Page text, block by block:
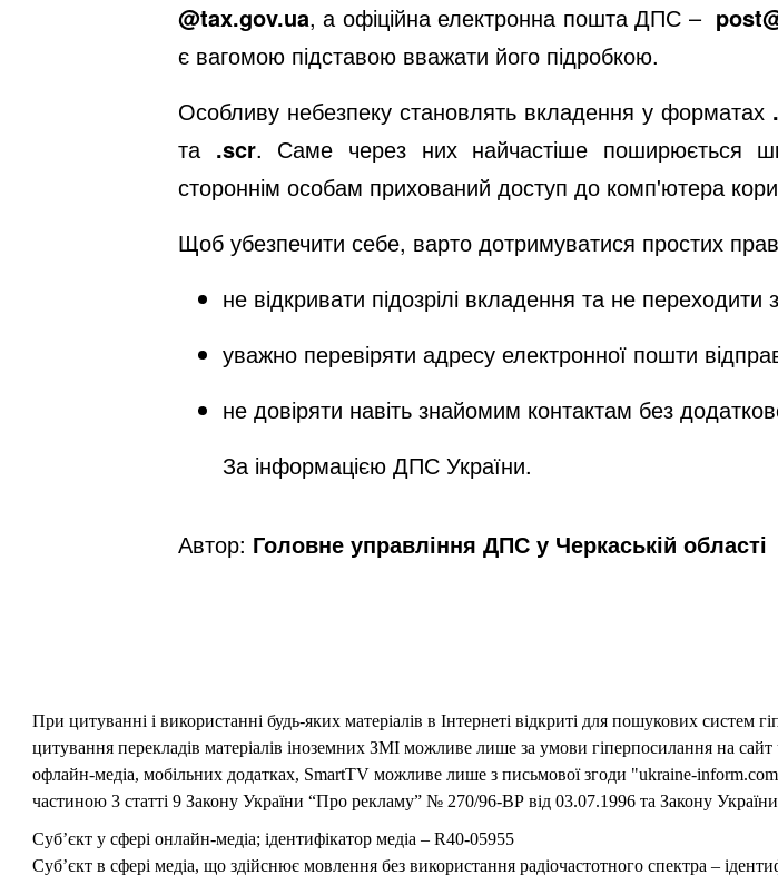
@tax.gov.ua, а офіційна електронна пошта ДПС –
є вагомою підставою вважати його підробкою.
Особливу небезпеку становлять вкладення у форматах
та .scr. Саме через них найчастіше поширюється
стороннім особам прихований доступ до комп'ютера
Щоб убезпечити себе, варто дотримуватися простих
не відкривати підозрілі вкладення та не
уважно перевіряти адресу електронної пошти
не довіряти навіть знайомим контактам без
За інформацією ДПС України.
Автор: Головне управління ДПС у Черкаській області
При цитуванні і використанні будь-яких матеріалів в Інтернеті відкриті для пошукових
цитування перекладів матеріалів іноземних ЗМІ можливе лише за умови гіперпосилання на
офлайн-медіа, мобільних додатках, SmartTV можливе лише з письмової згоди "ukraine-
частиною 3 статті 9 Закону України “Про рекламу” № 270/96-ВР від 03.07.1996 та Закону
Суб’єкт у сфері онлайн-медіа; ідентифікатор медіа – R40-05955
Суб’єкт в сфері медіа, що здійснює мовлення без використання радіочастотного спектра –